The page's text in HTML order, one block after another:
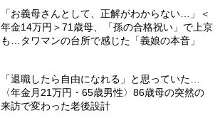
「お義母さんとして、正解がわからない…」＜
年金14万円＞71歳母、「孫の合格祝い」で上京
も…タワマンの台所で感じた「義娘の本音」
「退職したら自由になれる」と思っていた…
〈年金月21万円・65歳男性〉86歳母の突然の
来訪で変わった老後設計